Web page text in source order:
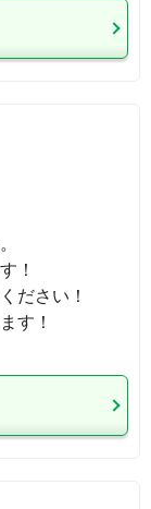
！
ださい！
す！